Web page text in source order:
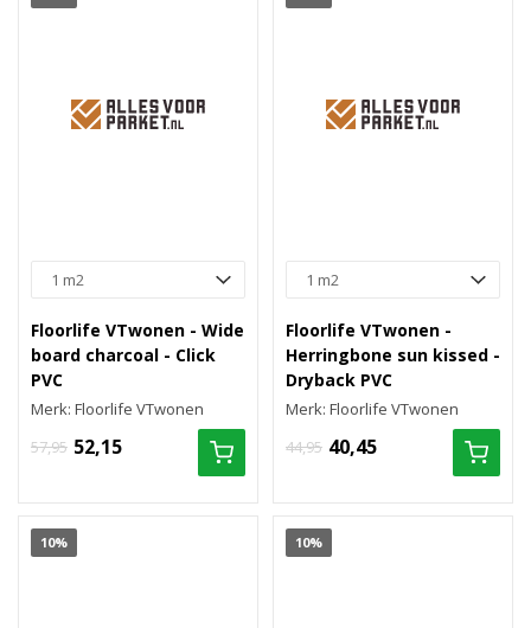
Floorlife VTwonen - Wide
board charcoal - Click
PVC
Merk: Floorlife VTwonen
57,95 52,15
Floorlife VTwonen -
Herringbone sun kissed -
Dryback PVC
Merk: Floorlife VTwonen
44,95 40,45
10% 10%